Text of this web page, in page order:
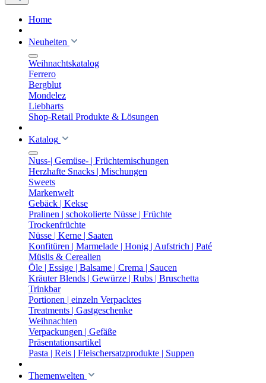
Home
Neuheiten
Weihnachtskatalog
Ferrero
Bergblut
Mondelez
Liebharts
Shop-Retail Produkte & Lösungen
Katalog
Nuss-| Gemüse- | Früchtemischungen
Herzhafte Snacks | Mischungen
Sweets
Markenwelt
Gebäck | Kekse
Pralinen | schokolierte Nüsse | Früchte
Trockenfrüchte
Nüsse | Kerne | Saaten
Konfitüren | Marmelade | Honig | Aufstrich | Paté
Müslis & Cerealien
Öle | Essige | Balsame | Crema | Saucen
Kräuter Blends | Gewürze | Rubs | Bruschetta
Trinkbar
Portionen | einzeln Verpacktes
Treatments | Gastgeschenke
Weihnachten
Verpackungen | Gefäße
Präsentationsartikel
Pasta | Reis | Fleischersatzprodukte | Suppen
Themenwelten